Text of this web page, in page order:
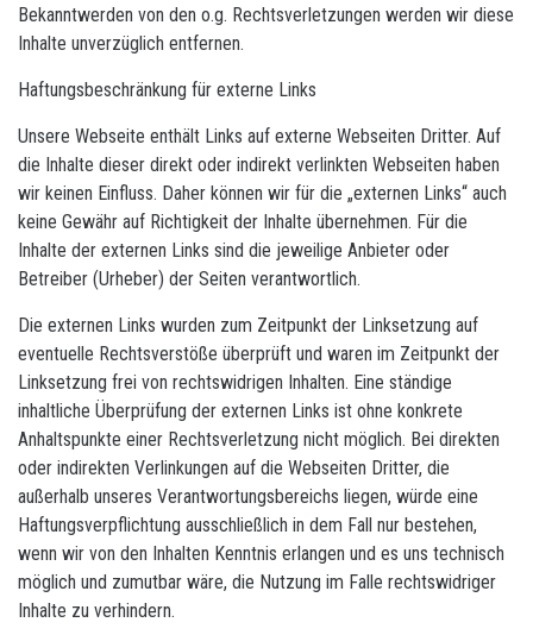
Bekanntwerden von den o.g. Rechtsverletzungen werden wir diese
Inhalte unverzüglich entfernen.
Haftungsbeschränkung für externe Links
Unsere Webseite enthält Links auf externe Webseiten Dritter. Auf
die Inhalte dieser direkt oder indirekt verlinkten Webseiten haben
wir keinen Einfluss. Daher können wir für die „externen Links“ auch
keine Gewähr auf Richtigkeit der Inhalte übernehmen. Für die
Inhalte der externen Links sind die jeweilige Anbieter oder
Betreiber (Urheber) der Seiten verantwortlich.
Die externen Links wurden zum Zeitpunkt der Linksetzung auf
eventuelle Rechtsverstöße überprüft und waren im Zeitpunkt der
Linksetzung frei von rechtswidrigen Inhalten. Eine ständige
inhaltliche Überprüfung der externen Links ist ohne konkrete
Anhaltspunkte einer Rechtsverletzung nicht möglich. Bei direkten
oder indirekten Verlinkungen auf die Webseiten Dritter, die
außerhalb unseres Verantwortungsbereichs liegen, würde eine
Haftungsverpflichtung ausschließlich in dem Fall nur bestehen,
wenn wir von den Inhalten Kenntnis erlangen und es uns technisch
möglich und zumutbar wäre, die Nutzung im Falle rechtswidriger
Inhalte zu verhindern.